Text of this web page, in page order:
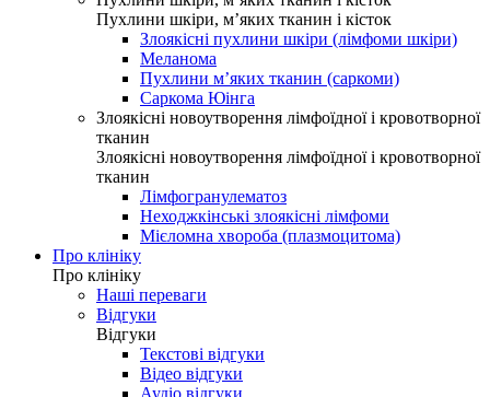
Пухлини шкіри, м’яких тканин і кісток
Злоякісні пухлини шкіри (лімфоми шкіри)
Меланома
Пухлини м’яких тканин (саркоми)
Саркома Юінга
Злоякісні новоутворення лімфоїдної і кровотворної
тканин
Злоякісні новоутворення лімфоїдної і кровотворної
тканин
Лімфогранулематоз
Неходжкінські злоякісні лімфоми
Мієломна хвороба (плазмоцитома)
Про клініку
Про клініку
Наші переваги
Відгуки
Відгуки
Текстові відгуки
Відео відгуки
Аудіо відгуки